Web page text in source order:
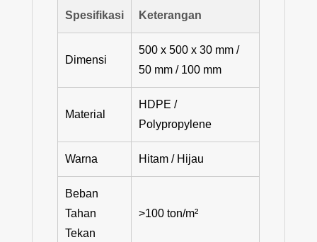
Spesifikasi Keterangan
Dimensi
500 x 500 x 30 mm /
50 mm / 100 mm
Material
HDPE /
Polypropylene
Warna Hitam / Hijau
Beban
Tahan
Tekan
>100 ton/m²